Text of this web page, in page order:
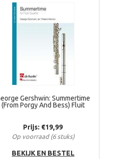
Gershwin: Summertime
(From Porgy And Bess) Fluit
Prijs: €19,99
Op voorraad (6 stuks)
BEKIJK EN BESTEL